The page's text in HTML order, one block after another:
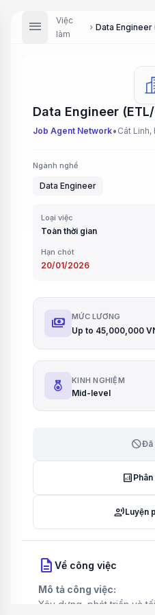
menu
Việc
làm
chevron_right
Data Engineer
Job Agent Network• Cát Linh,
Ngành nghề
Data Engineer
Loại việc
Toàn thời gian
Hạn chót
20/01/2026
payments MỨC LƯƠNG
Up to 45,000,000
KINH NGHIỆM
Mid-level
blockĐã
analytics
record_voice_overLuyện
description Về công việc
Mô tả công việc:
Xây dựng, phát triển và